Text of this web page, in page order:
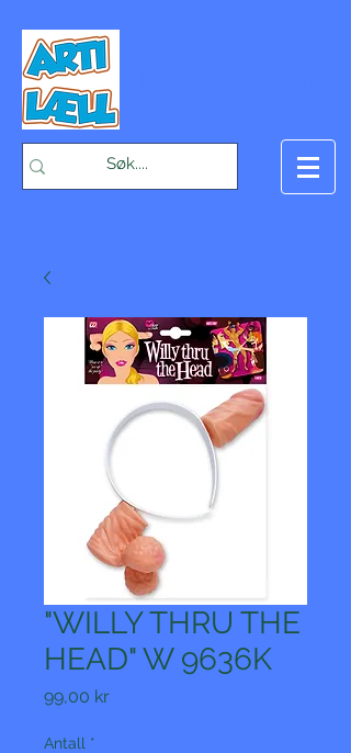
"WILLY THRU THE
HEAD" W 9636K
99,00 krPris
Antall *